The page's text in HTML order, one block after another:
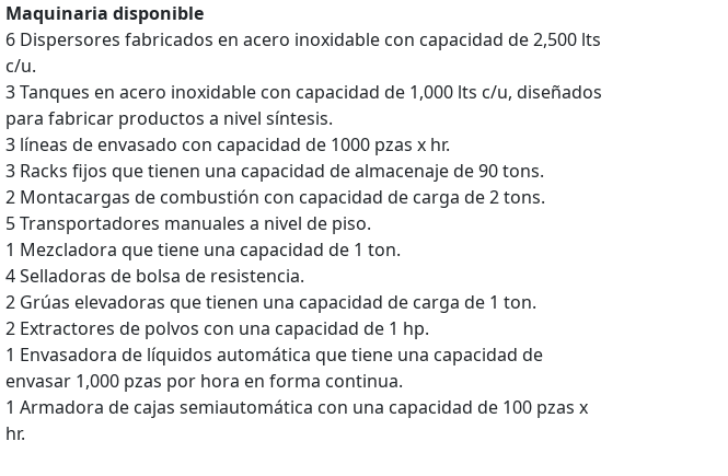
Maquinaria disponible
6 Dispersores fabricados en acero inoxidable con capacidad de 2,500 lts
c/u.
3 Tanques en acero inoxidable con capacidad de 1,000 lts c/u, diseñados
para fabricar productos a nivel síntesis.
3 líneas de envasado con capacidad de 1000 pzas x hr.
3 Racks fijos que tienen una capacidad de almacenaje de 90 tons.
2 Montacargas de combustión con capacidad de carga de 2 tons.
5 Transportadores manuales a nivel de piso.
1 Mezcladora que tiene una capacidad de 1 ton.
4 Selladoras de bolsa de resistencia.
2 Grúas elevadoras que tienen una capacidad de carga de 1 ton.
2 Extractores de polvos con una capacidad de 1 hp.
1 Envasadora de líquidos automática que tiene una capacidad de
envasar 1,000 pzas por hora en forma continua.
1 Armadora de cajas semiautomática con una capacidad de 100 pzas x
hr.